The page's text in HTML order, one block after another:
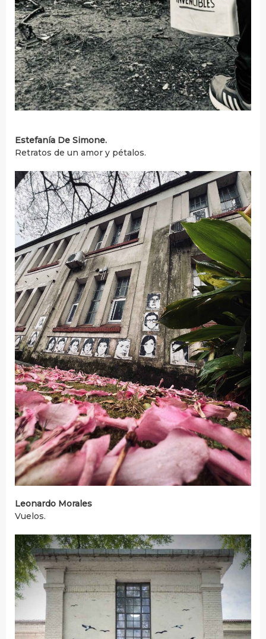
Estefanía De Simone.
Retratos de un amor y pétalos.
Leonardo Morales
Vuelos.